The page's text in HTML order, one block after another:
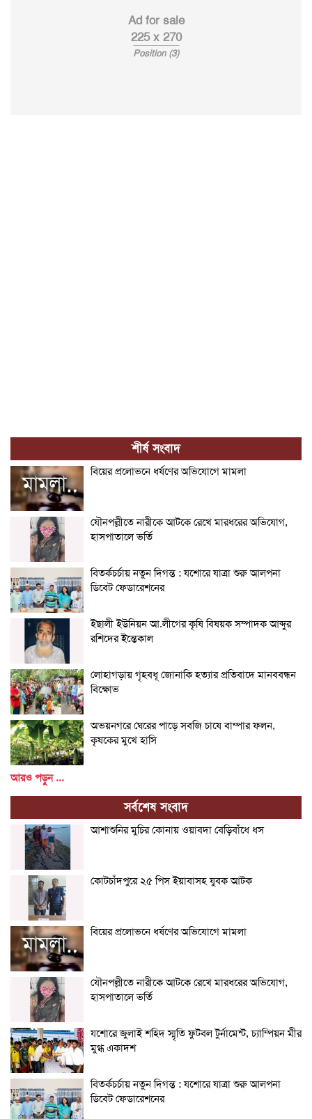
Ad for sale
225 x 270
Position (3)
শীর্ষ সংবাদ
বিয়ের প্রলোভনে ধর্ষণের অভিযোগে মামলা
যৌনপল্লীতে নারীকে আটকে রেখে মারধরের অভিযোগ,
হাসপাতালে ভর্তি
বিতর্কচর্চায় নতুন দিগন্ত : যশোরে যাত্রা শুরু আলপনা
ডিবেট ফেডারেশনের
ইছালী ইউনিয়ন আ.লীগের কৃষি বিষয়ক সম্পাদক আব্দুর
রশিদের ইন্তেকাল
লোহাগড়ায় গৃহবধূ জোনাকি হত্যার প্রতিবাদে মানববন্ধন
বিক্ষোভ
অভয়নগরে ঘেরের পাড়ে সবজি চাষে বাম্পার ফলন,
কৃষকের মুখে হাসি
আরও পড়ুন ...
সর্বশেষ সংবাদ
আশাশুনির মুচির কোনায় ওয়াবদা বেড়িবাঁধে ধস
কোটচাঁদপুরে ২৫ পিস ইয়াবাসহ যুবক আটক
বিয়ের প্রলোভনে ধর্ষণের অভিযোগে মামলা
যৌনপল্লীতে নারীকে আটকে রেখে মারধরের অভিযোগ,
হাসপাতালে ভর্তি
যশোরে জুলাই শহিদ স্মৃতি ফুটবল টুর্নামেন্ট, চ্যাম্পিয়ন মীর
মুগ্ধ একাদশ
বিতর্কচর্চায় নতুন দিগন্ত : যশোরে যাত্রা শুরু আলপনা
ডিবেট ফেডারেশনের